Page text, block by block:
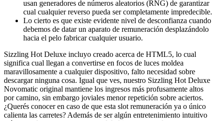
usan generadores de números aleatorios (RNG) de garantizar
cual cualquier reverso pueda ser completamente impredecible.
Lo cierto es que existe evidente nivel de desconfianza cuando
debemos de datar un aparato de remuneración desplazándolo
hacia el pelo fabricar cualquier usuario.
Sizzling Hot Deluxe incluyo creado acerca de HTML5, lo cual
significa cual llegan a convertirse en focos de luces moldea
maravillosamente a cualquier dispositivo, falto necesidad sobre
descargar ninguna cosa. Igual que ves, nuestro Sizzling Hot Deluxe
Novomatic original mantiene los ingresos más profusamente altos
por camino, sin embargo joviales menor repetición sobre aciertos.
¿Querés conocer en caso de que esta slot remuneración ya o único
calienta las carretes? Además de ser algún entretenimiento intuitivo